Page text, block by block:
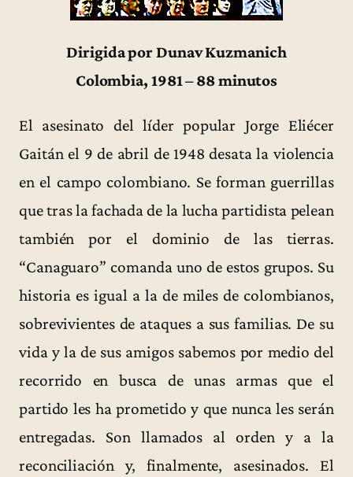
Dirigida por Dunav Kuzmanich
Colombia, 1981 – 88 minutos
El asesinato del líder popular Jorge Eliécer
Gaitán el 9 de abril de 1948 desata la violencia
en el campo colombiano. Se forman guerrillas
que tras la fachada de la lucha partidista pelean
también por el dominio de las tierras.
“Canaguaro” comanda uno de estos grupos. Su
historia es igual a la de miles de colombianos,
sobrevivientes de ataques a sus familias. De su
vida y la de sus amigos sabemos por medio del
recorrido en busca de unas armas que el
partido les ha prometido y que nunca les serán
entregadas. Son llamados al orden y a la
reconciliación y, finalmente, asesinados. El